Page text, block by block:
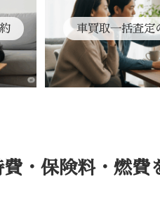
車買取一括査定
・保険料・燃費